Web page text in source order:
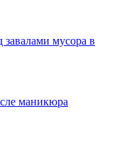
мусора в
маникюра